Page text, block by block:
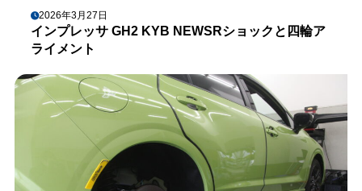
2026年3月27日
インプレッサ GH2 KYB NEWSRショックと四輪ア
ライメント